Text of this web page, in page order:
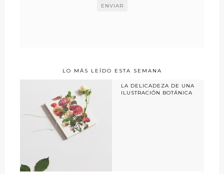
LO MÁS LEÍDO ESTA SEMANA
LA DELICADEZA DE UNA
ILUSTRACIÓN BOTÁNICA